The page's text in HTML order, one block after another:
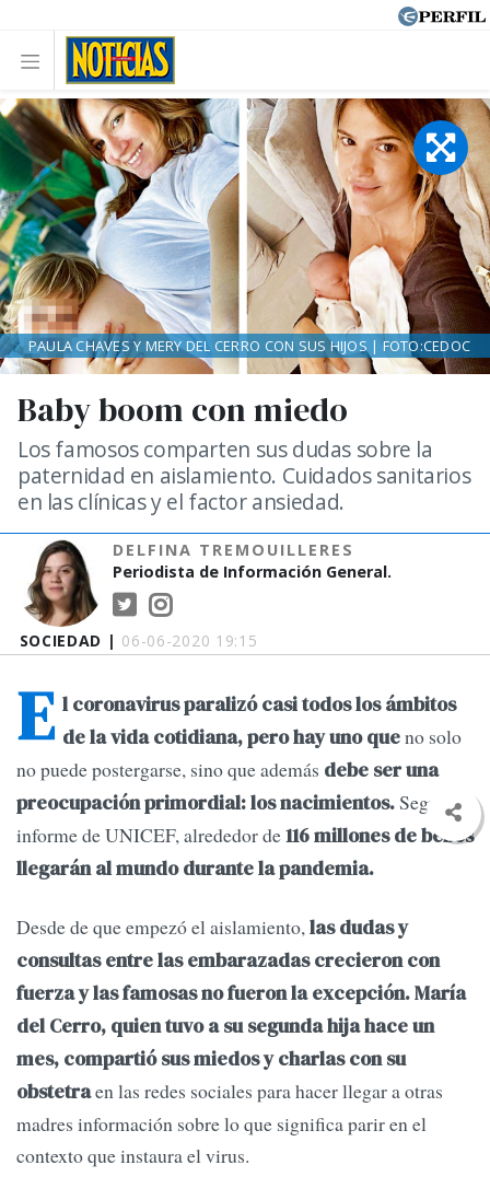
SOCIEDAD | 06-06-2020 19:15
Baby boom con miedo
Los famosos comparten sus dudas sobre la
paternidad en aislamiento. Cuidados sanitarios
en las clínicas y el factor ansiedad.
DELFINA TREMOUILLERES
Periodista de Información General.
PAULA CHAVES Y MERY DEL CERRO CON SUS HIJOS | FOTO:CEDOC
E l coronavirus paralizó casi todos los ámbitos
de la vida cotidiana, pero hay uno queno solo
no puede postergarse, sino que además debe ser una
preocupación primordial: los nacimientos.Según un
informe de UNICEF, alrededor de116 millones de bebés
llegarán al mundo durante la pandemia.
Desde de que empezó el aislamiento,las dudas y
consultas entre las embarazadas crecieron con
fuerza y las famosas no fueron la excepción. María
del Cerro, quien tuvo a su segunda hija hace un
mes, compartió sus miedos y charlas con su
obstetraen las redes sociales para hacer llegar a otras
madres información sobre lo que significa parir en el
contexto que instaura el virus.